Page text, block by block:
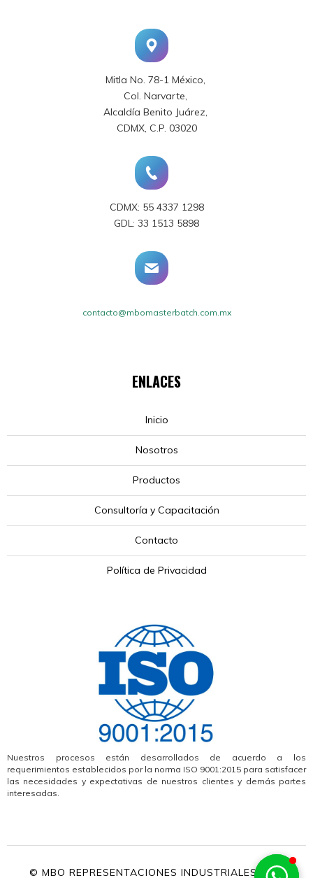
Mitla No. 78-1 México,
Col. Narvarte,
Alcaldía Benito Juárez,
CDMX, C.P. 03020
CDMX: 55 4337 1298
GDL: 33 1513 5898
contacto@mbomasterbatch.com.mx
ENLACES
Inicio
Nosotros
Productos
Consultoría y Capacitación
Contacto
Política de Privacidad
Nuestros procesos están desarrollados de acuerdo a los
requerimientos establecidos por la norma ISO 9001:2015 para satisfacer
las necesidades y expectativas de nuestros clientes y demás partes
interesadas.
© MBO REPRESENTACIONES INDUSTRIALES, S.A.